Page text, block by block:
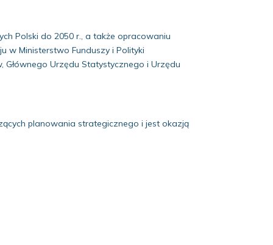
Polski do 2050 r., a także opracowaniu
w Ministerstwo Funduszy i Polityki
Głównego Urzędu Statystycznego i Urzędu
planowania strategicznego i jest okazją